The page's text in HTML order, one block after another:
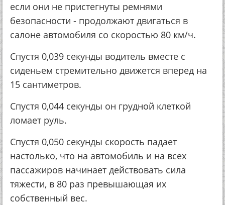
если они не пристегнуты ремнями
безопасности - продолжают двигаться в
салоне автомобиля со скоростью 80 км/ч.
Спустя 0,039 секунды водитель вместе с
сиденьем стремительно движется вперед на
15 сантиметров.
Спустя 0,044 секунды он грудной клеткой
ломает руль.
Спустя 0,050 секунды скорость падает
настолько, что на автомобиль и на всех
пассажиров начинает действовать сила
тяжести, в 80 раз превышающая их
собственный вес.